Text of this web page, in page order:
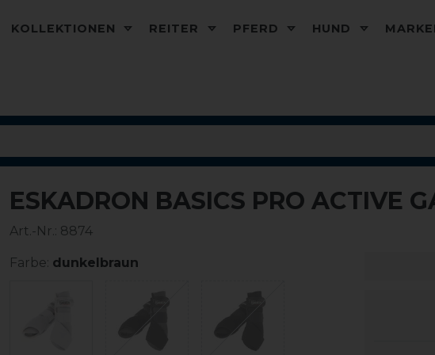
KOLLEKTIONEN REITER PFERD HUND
ESKADRON BASICS PRO ACTIVE
Art.-Nr.: 8874
Farbe: dunkelbraun